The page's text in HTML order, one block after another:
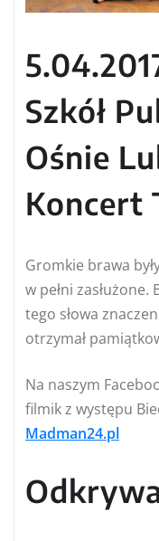
Szkół
Ośnie
Koncert
Gromkie brawa
w pełni zasłużone.
tego słowa
otrzymał
Na naszym
filmik z występu
Madman24.pl